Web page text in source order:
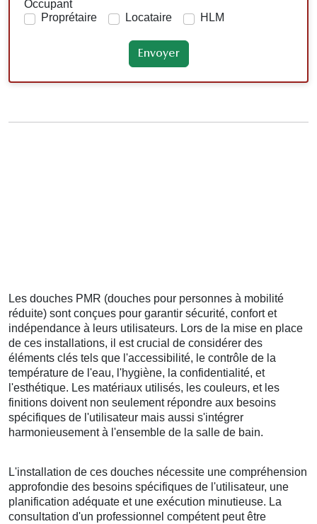
Occupant
Proprétaire
Locataire HLM
Les douches PMR (douches pour personnes à mobilité
réduite) sont conçues pour garantir sécurité, confort et
indépendance à leurs utilisateurs. Lors de la mise en place
de ces installations, il est crucial de considérer des
éléments clés tels que l'accessibilité, le contrôle de la
température de l'eau, l'hygiène, la confidentialité, et
l'esthétique. Les matériaux utilisés, les couleurs, et les
finitions doivent non seulement répondre aux besoins
spécifiques de l'utilisateur mais aussi s'intégrer
harmonieusement à l'ensemble de la salle de bain.
L'installation de ces douches nécessite une compréhension
approfondie des besoins spécifiques de l'utilisateur, une
planification adéquate et une exécution minutieuse. La
consultation d'un professionnel compétent peut être